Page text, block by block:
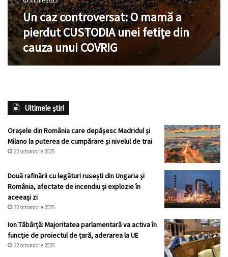
Un caz controversat: O mamă a
pierdut CUSTODIA unei fetiţe din
cauza unui COVRIG
Ultimele știri
Orașele din România care depășesc Madridul și
Milano la puterea de cumpărare și nivelul de trai
22 octombrie 2025
Două rafinării cu legături rusești din Ungaria și
România, afectate de incendiu și explozie în
aceeași zi
22 octombrie 2025
Ion Tăbârță: Majoritatea parlamentară va activa în
funcție de proiectul de țară, aderarea la UE
22 octombrie 2025